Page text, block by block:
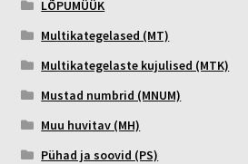
LÕPUMÜÜK
Multikategelased (MT)
Multikategelaste kujulised (MTK)
Mustad numbrid (MNUM)
Muu huvitav (MH)
Pühad ja soovid (PS)